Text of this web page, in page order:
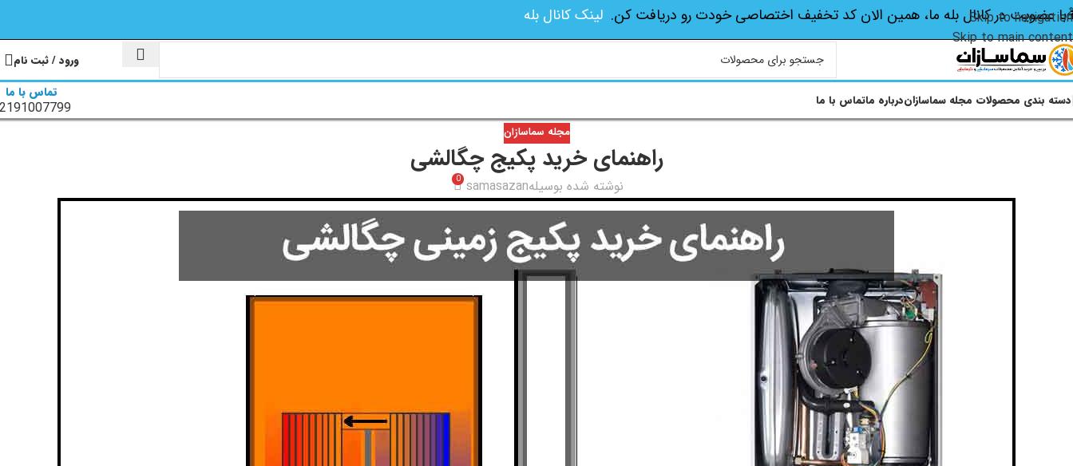
Skip to navigation
Skip to main content
عضویت در کانال بله ما، همین الان کد تخفیف اختصاصی‌ خودت رو دریافت کن. لینک کانال بله
ورود / ثبت نام
دسته بندی محصولات مجله سماسازاندرباره ماتماس با ما تماس با ما
مجله سماسازان
راهنمای خرید پکیج چگالشی
نوشته شده بوسیلهsamasazan
0